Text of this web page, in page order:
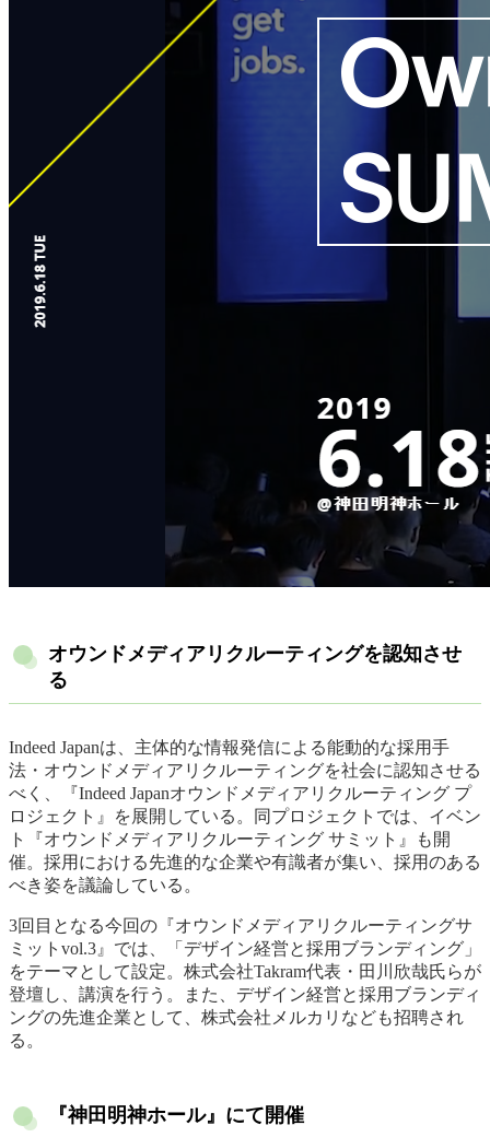
オウンドメディアリクルーティングを認知させ
る
Indeed Japanは、主体的な情報発信による能動的な採用手
法・オウンドメディアリクルーティングを社会に認知させる
べく、『Indeed Japanオウンドメディアリクルーティング プ
ロジェクト』を展開している。同プロジェクトでは、イベン
ト『オウンドメディアリクルーティング サミット』も開
催。採用における先進的な企業や有識者が集い、採用のある
べき姿を議論している。
3回目となる今回の『オウンドメディアリクルーティングサ
ミットvol.3』では、「デザイン経営と採用ブランディング」
をテーマとして設定。株式会社Takram代表・田川欣哉氏らが
登壇し、講演を行う。また、デザイン経営と採用ブランディ
ングの先進企業として、株式会社メルカリなども招聘され
る。
『神田明神ホール』にて開催